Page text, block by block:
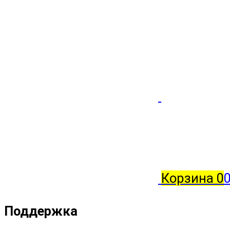
Корзина 0
Поддержка